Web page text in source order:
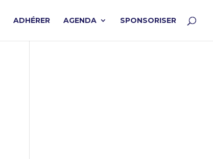
ADHÉRER AGENDA SPONSORISER